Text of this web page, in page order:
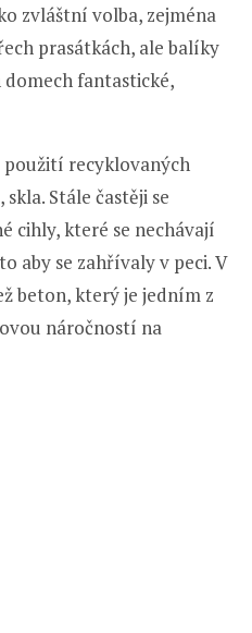
zvláštní volba, zejména
prasátkách, ale balíky
fantastické,
recyklovaných
Stále častěji se
cihly, které se nechávají
aby se zahřívaly v peci. V
beton, který je jedním z
náročností na